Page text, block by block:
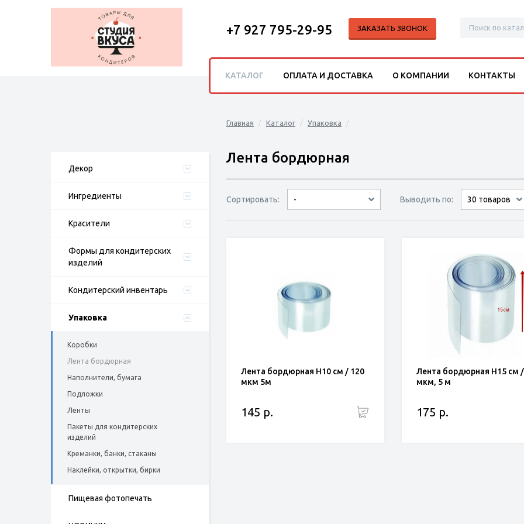
Декор
Ингредиенты
Красители
Формы для кондитерских
изделий
Кондитерский инвентарь
Упаковка
Коробки
Лента бордюрная
Наполнители, бумага
Подложки
Ленты
Пакеты для кондитерских
изделий
Креманки, банки, стаканы
Наклейки, открытки, бирки
Пищевая фотопечать
Главная Каталог Упаковка
Лента бордюрная
Сортировать: -
по популярности
сначала дешёвые
сначала дорогие
Выводить по: 9 товаров
15 товаров
30 товаров
Лента бордюрная Н10 см / 120
мкм 5м
145 р.
Лента бордюрная Н15 см
мкм, 5 м
175 р.
+7 927 795-29-95 ЗАКАЗАТЬ ЗВОНОК
КАТАЛОГ ОПЛАТА И ДОСТАВКА О КОМПАНИИ КОНТАКТЫ